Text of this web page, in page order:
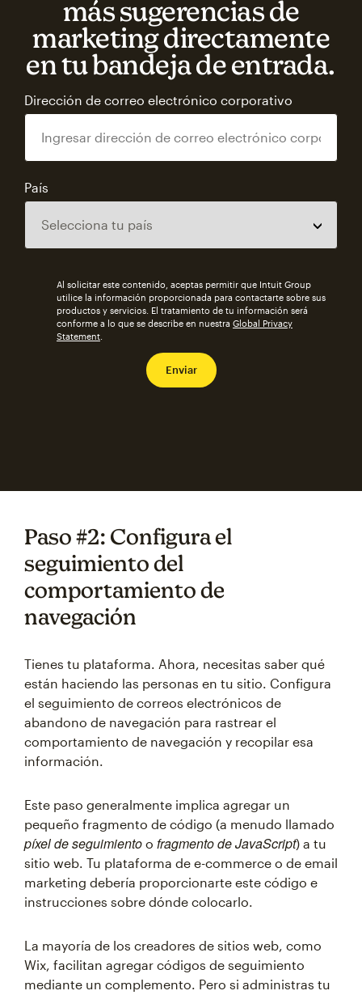
más sugerencias de
marketing directamente
en tu bandeja de entrada.
Dirección de correo electrónico corporativo
País
Al solicitar este contenido, aceptas permitir que Intuit Group
utilice la información proporcionada para contactarte sobre sus
productos y servicios. El tratamiento de tu información será
conforme a lo que se describe en nuestra Global Privacy
Statement
Paso #2: Configura el
seguimiento del
comportamiento de
navegación
Tienes tu plataforma. Ahora, necesitas saber qué
están haciendo las personas en tu sitio. Configura
el seguimiento de correos electrónicos de
abandono de navegación para rastrear el
comportamiento de navegación y recopilar esa
información.
Este paso generalmente implica agregar un
pequeño fragmento de código (a menudo llamado
píxel de seguimiento o fragmento de JavaScript) a tu
sitio web. Tu plataforma de e-commerce o de email
marketing debería proporcionarte este código e
instrucciones sobre dónde colocarlo.
La mayoría de los creadores de sitios web, como
Wix, facilitan agregar códigos de seguimiento
mediante un complemento. Pero si administras tu